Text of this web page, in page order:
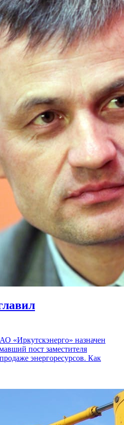
«Иркутскэнерго» назначен
пост заместителя
энергоресурсов. Как